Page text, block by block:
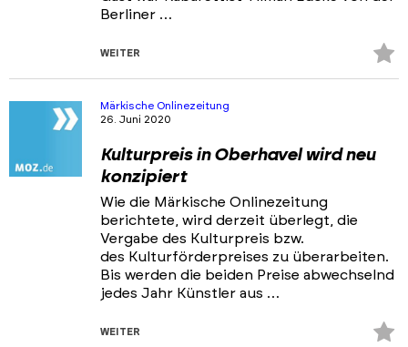
Berliner …
WEITER
Märkische Onlinezeitung
26. Juni 2020
Kulturpreis in Oberhavel wird neu
konzipiert
Wie die Märkische Onlinezeitung
berichtete, wird derzeit überlegt, die
Vergabe des Kulturpreis bzw.
des Kulturförderpreises zu überarbeiten.
Bis werden die beiden Preise abwechselnd
jedes Jahr Künstler aus …
WEITER